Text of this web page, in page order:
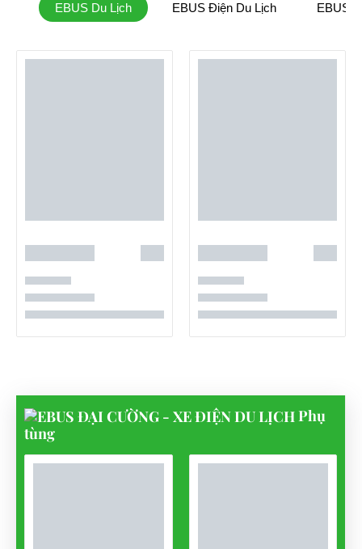
EBUS Du Lịch EBUS Điện Du Lịch EBUS
Phụ
tùng